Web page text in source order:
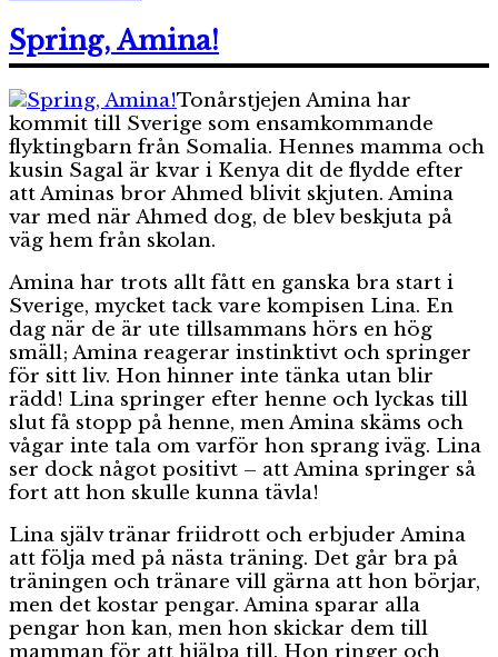
om
flyktingbarn
Spring, Amina!
Tonårstjejen Amina har
kommit till Sverige som ensamkommande
flyktingbarn från Somalia. Hennes mamma och
kusin Sagal är kvar i Kenya dit de flydde efter
att Aminas bror Ahmed blivit skjuten. Amina
var med när Ahmed dog, de blev beskjuta på
väg hem från skolan.
Amina har trots allt fått en ganska bra start i
Sverige, mycket tack vare kompisen Lina. En
dag när de är ute tillsammans hörs en hög
smäll; Amina reagerar instinktivt och springer
för sitt liv. Hon hinner inte tänka utan blir
rädd! Lina springer efter henne och lyckas till
slut få stopp på henne, men Amina skäms och
vågar inte tala om varför hon sprang iväg. Lina
ser dock något positivt – att Amina springer så
fort att hon skulle kunna tävla!
Lina själv tränar friidrott och erbjuder Amina
att följa med på nästa träning. Det går bra på
träningen och tränare vill gärna att hon börjar,
men det kostar pengar. Amina sparar alla
pengar hon kan, men hon skickar dem till